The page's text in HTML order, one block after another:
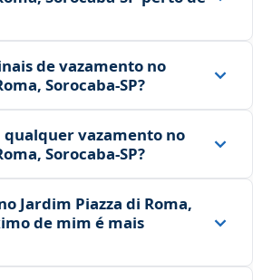
de vazamento no
Sorocaba‑SP?
qualquer vazamento no
Sorocaba‑SP?
Jardim Piazza di Roma,
de mim é mais